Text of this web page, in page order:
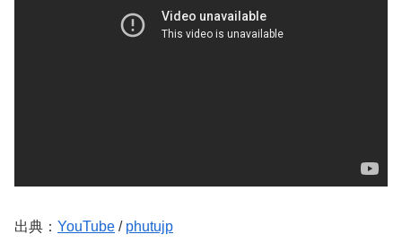
出典： YouTube / phutujp